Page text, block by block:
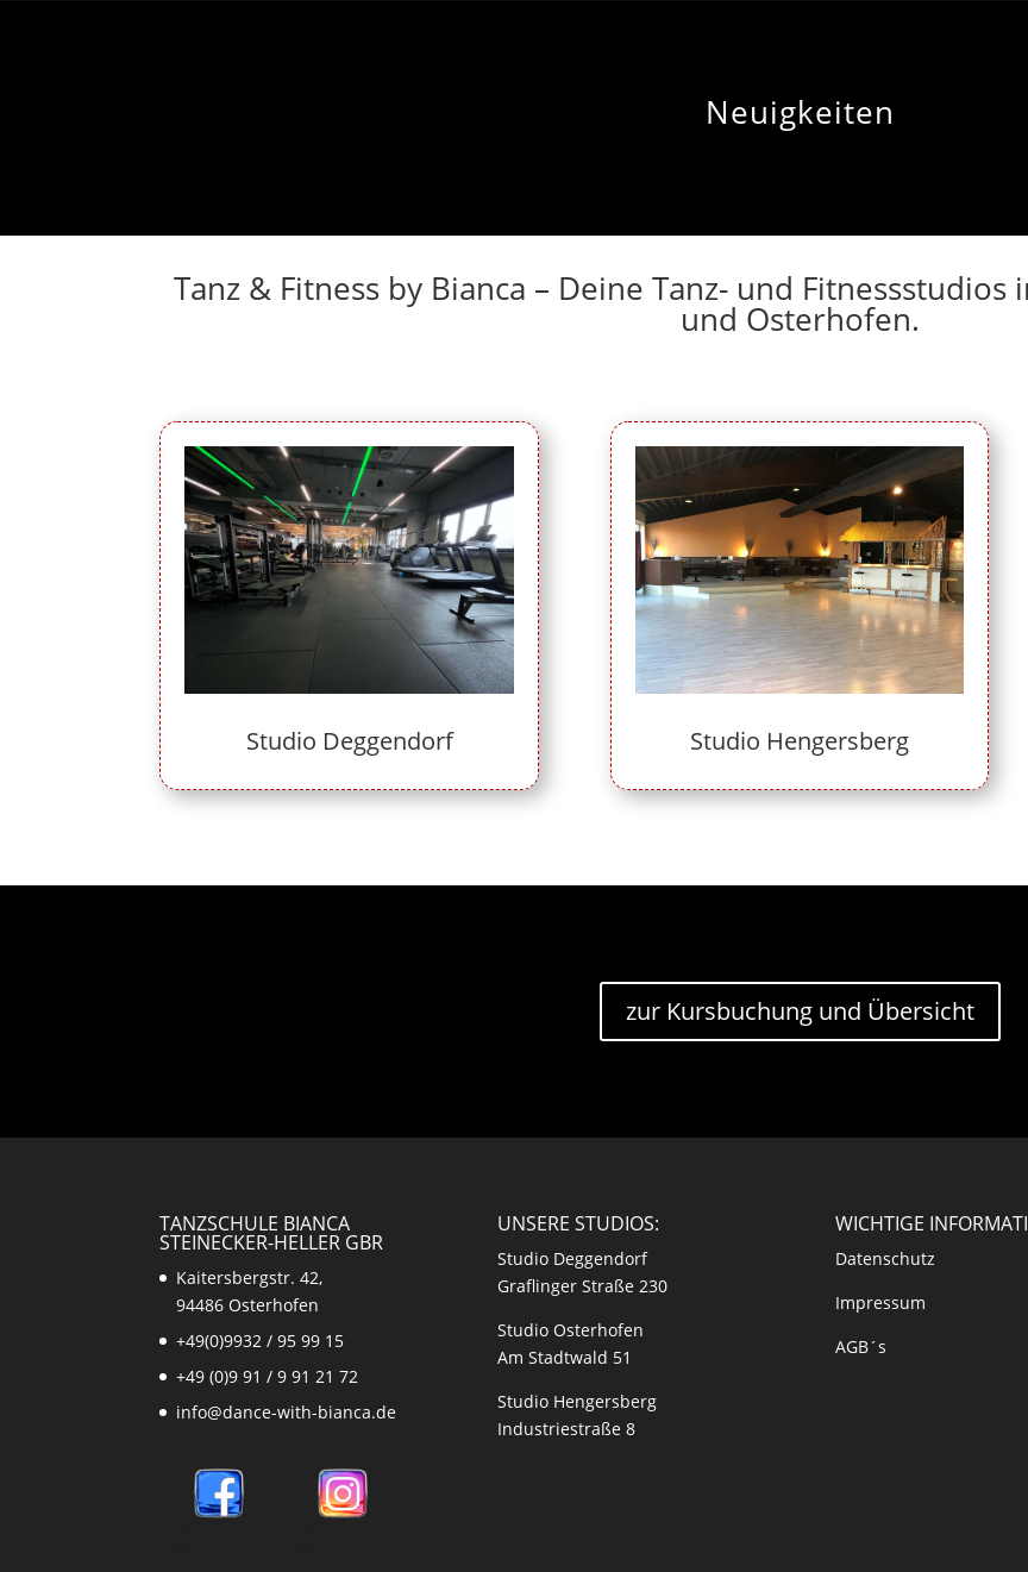
Neuigkeiten
Tanz & Fitness by Bianca – Deine Tanz- und
und Osterhofen.
Studio Deggendorf Studio Hengersberg
zur Kursbuchung und Übersicht
TANZSCHULE BIANCA
STEINECKER-HELLER GBR
Kaitersbergstr. 42,
94486 Osterhofen
+49(0)9932 / 95 99 15
+49 (0)9 91 / 9 91 21 72
info@dance-with-bianca.de
UNSERE STUDIOS:
Studio Deggendorf
Graflinger Straße 230
Studio Osterhofen
Am Stadtwald 51
Studio Hengersberg
Industriestraße 8
WICHTIGE
Datenschutz
Impressum
AGB´s